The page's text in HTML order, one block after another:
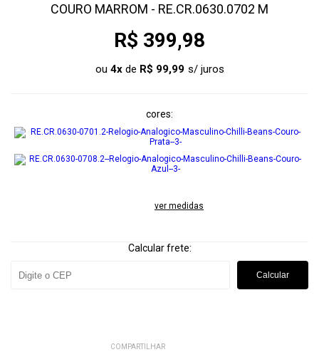
COURO MARROM - RE.CR.0630.0702 M
R$ 399,98
ou 4xde R$ 99,99
cores
ver medidas
Calcular frete:
Calcular
COMPARTILHAR